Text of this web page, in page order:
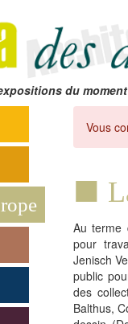
du
Vous
Au terme
pour
Jenisch
public
des
Balthus,